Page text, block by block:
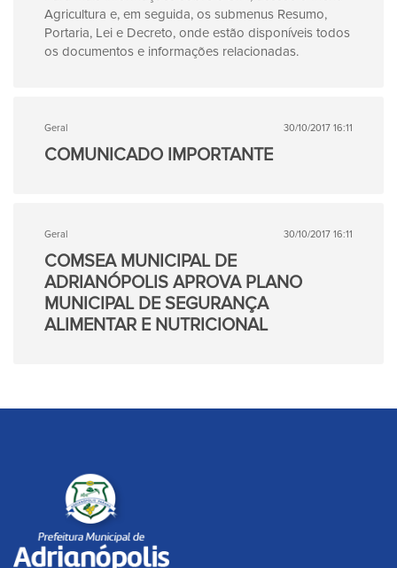
Agricultura e, em seguida, os submenus Resumo,
Portaria, Lei e Decreto, onde estão disponíveis todos
os documentos e informações relacionadas.
Geral 30/10/2017 16:11
COMUNICADO IMPORTANTE
Geral 30/10/2017 16:11
COMSEA MUNICIPAL DE
ADRIANÓPOLIS APROVA PLANO
MUNICIPAL DE SEGURANÇA
ALIMENTAR E NUTRICIONAL